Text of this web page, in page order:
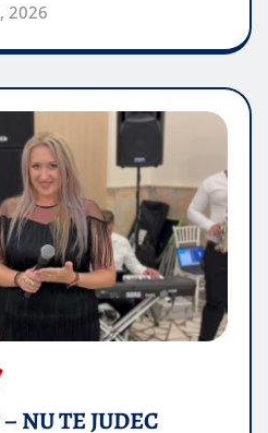
2026
NU TE JUDEC